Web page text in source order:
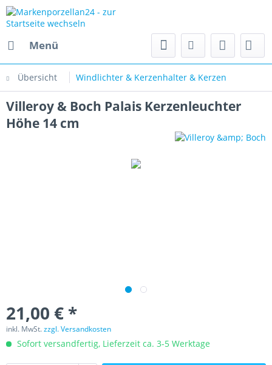
Menü
Übersicht Windlichter & Kerzenhalter & Kerzen
Villeroy & Boch Palais Kerzenleuchter
Höhe 14 cm
21,00 € *
inkl. MwSt.zzgl. Versandkosten
Sofort versandfertig, Lieferzeit ca. 3-5 Werktage